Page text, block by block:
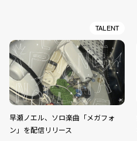
TALENT
早瀬ノエル、ソロ楽曲「メガフォ
ン」を配信リリース